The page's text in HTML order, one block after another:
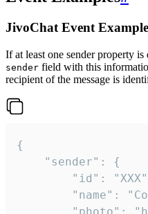
JivoChat Event
If at least one sender property
sender field with this
recipient of the message is
{